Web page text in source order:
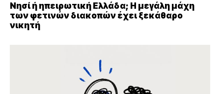
Νησί ή ηπειρωτική Ελλάδα; Η μεγάλη μάχη
των φετινών διακοπών έχει ξεκάθαρο
νικητή